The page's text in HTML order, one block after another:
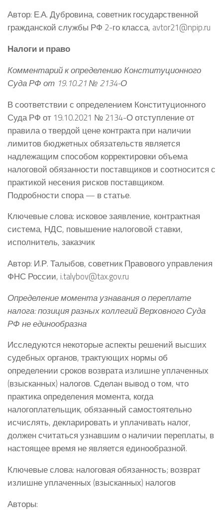
Автор: Е.А. Дубровина, советник государственной
гражданской службы РФ 2-го класса, avtor21@npip.ru
Налоги и право
Комментарий к определению Конституционного
Суда РФ от 19.10.21 № 2134-О
В соответствии с определением Конституционного
Суда РФ от 19.10.2021 № 2134-О отступление от
правила о твердой цене контракта при наличии
лимитов бюджетных обязательств является
надлежащим способом корректировки объема
налоговой обязанности поставщиков и соотносится с
практикой несения рисков поставщиком.
Подробности спора — в статье.
Ключевые слова: исковое заявление, контрактная
система, НДС, повышение налоговой ставки,
исполнитель, заказчик
Автор: И.Р. Талыбов, советник Правового управления
ФНС России, i.talybov@tax.gov.ru
Определение момента узнавания о переплате
налога: позиция разных коллегий Верховного Суда
РФ не единообразна
Исследуются некоторые аспекты решений высших
судебных органов, трактующих нормы об
определении сроков возврата излишне уплаченных
(взысканных) налогов. Сделан вывод о том, что
практика определения момента, когда
налогоплательщик, обязанный самостоятельно
исчислять, декларировать и уплачивать налог,
должен считаться узнавшим о наличии переплаты, в
настоящее время не является единообразной.
Ключевые слова: налоговая обязанность; возврат
излишне уплаченных (взысканных) налогов
Авторы: